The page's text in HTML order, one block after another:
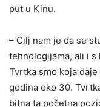
put u Kinu.
– Cilj nam je da se
tehnologijama, ali i
Tvrtka smo koja
godina oko 30.
bitna ta početna